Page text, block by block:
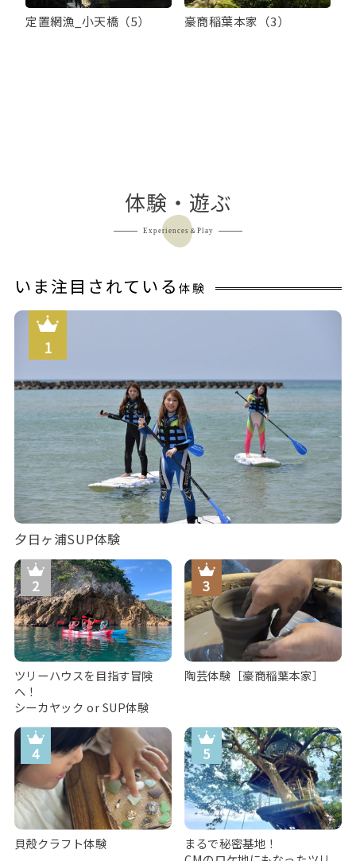
定置網漁_小天橋（5） 豪商稲葉本家（3）
体験・遊ぶ
Experiences＆Play
いま注目されている 体験
夕日ヶ浦SUP体験
ツリーハウスを目指す冒険
へ！
シーカヤック or SUP体験
陶芸体験［豪商稲葉本家］
貝殻クラフト体験
まるで秘密基地！